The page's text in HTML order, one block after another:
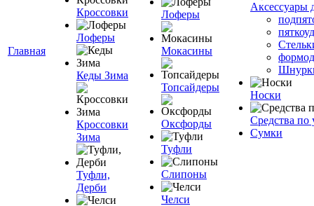
Главная
Кроссовки
Лоферы
Кеды Зима
Кроссовки
Зима
Туфли,
Дерби
Лоферы
Мокасины
Топсайдеры
Оксфорды
Туфли
Слипоны
Челси
Аксессуары
Носки
Средства по
Сумки